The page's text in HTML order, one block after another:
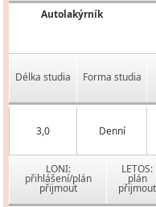
Autolakýrník
Délka studia Forma studia
3,0 Denní
LONI:
přihlášení/plán
přijmout
LETOS:
plán
přijmout